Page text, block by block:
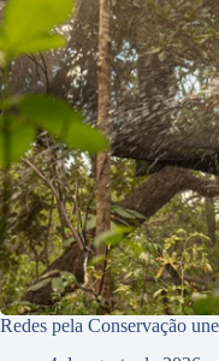
Redes pela Conservação